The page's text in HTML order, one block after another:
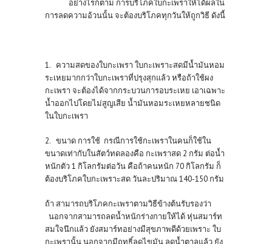
อย่างไรก็ตาม การบริโภคใบกะเพราให้ได้ผลใน
การลดความอ้วนนั้น จะต้องบริโภคทุกวันให้ถูกวิธี ดังนี้
1. ความสดของใบกะเพรา ใบกะเพราะสดมีน้ำมันหอม
ระเหยมากกว่าใบกะเพราที่ปรุงสุกแล้ว หรือถ้าใช้ผง
กะเพรา จะต้องได้จากกระบวนการอบระเหย เอาเฉพาะ
น้ำออกไปโดยไม่สูญเสีย น้ำมันหอมระเหยหลายชนิด
ในใบกะเพรา
2. ขนาด การใช้ กรณีการใช้กะเพราในคนก็ใช้ใน
ขนาดเท่ากับในสัตว์ทดลองคือ กะเพราสด 2 กรัม ต่อน้ำ
หนักตัว 1 กิโลกรัมต่อวัน คือถ้าคนหนัก 70 กิโลกรัม ก็
ต้องบริโภคใบกะเพราะสด วันละปริมาณ 140-150 กรัม
ถ้า สามารถบริโภคกะเพราตามวิธีข้างต้นรับรองว่า
นอกจากสามารถลดน้ำหนักร่างกายให้ได้ หุ่นสมาร์ท
สมใจนึกแล้ว ยังสมาร์ทอย่างมีสุขภาพดีด้วยเพราะ ใบ
กะเพรานั้น นอกจากมีฤทธิ์ลดไขมัน ลดน้ำตาลแล้ว ยัง